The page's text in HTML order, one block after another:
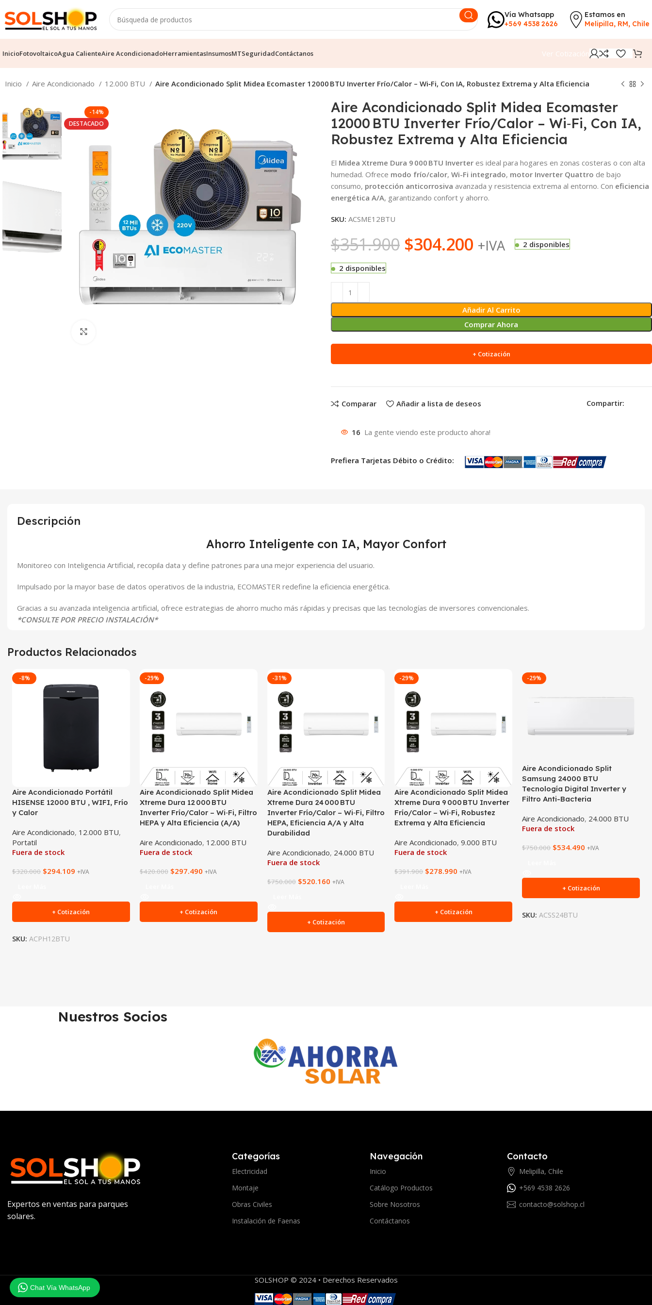
Vía Whatsapp
+569 4538 2626
Estamos en
Melipilla, RM, Chile
InicioFotovoltaicoAgua CalienteAire AcondicionadoHerramientasInsumosMTSeguridadContáctanos Ver Cotización
Inicio Aire Acondicionado 12.000 BTU Aire Acondicionado Split Midea Ecomaster 12000 BTU Inverter Frío/Calor – Wi‑Fi, Con IA, Robustez Extrema y Alta Eficiencia
-14%
DESTACADO
Aire Acondicionado Split Midea Ecomaster
12000 BTU Inverter Frío/Calor – Wi‑Fi, Con IA,
Robustez Extrema y Alta Eficiencia
El Midea Xtreme Dura 9 000 BTU Inverter es ideal para hogares en zonas costeras o con alta
humedad. Ofrece modo frío/calor, Wi-Fi integrado, motor Inverter Quattro de bajo
consumo, protección anticorrosiva avanzada y resistencia extrema al entorno. Con eficiencia
energética A/A, garantizando confort y ahorro.
SKU: ACSME12BTU
$351.900 $304.200 +IVA 2 disponibles
2 disponibles
Añadir Al Carrito
Comprar Ahora
Alternative:
+ Cotización
Comparar Añadir a lista de deseos Compartir:
16 La gente viendo este producto ahora!
Prefiera Tarjetas Débito o Crédito:
Descripción
Ahorro Inteligente con IA, Mayor Confort
Monitoreo con Inteligencia Artificial, recopila data y define patrones para una mejor experiencia del usuario.
Impulsado por la mayor base de datos operativos de la industria, ECOMASTER redefine la eficiencia energética.
Gracias a su avanzada inteligencia artificial, ofrece estrategias de ahorro mucho más rápidas y precisas que las tecnologías de inversores convencionales.
*CONSULTE POR PRECIO INSTALACIÓN*
Productos Relacionados
-8%
Aire Acondicionado Portátil
HISENSE 12000 BTU , WIFI, Frío
y Calor
Aire Acondicionado, 12.000 BTU,
Portatil
Fuera de stock
$320.000 $294.109 +IVA
+ Cotización
SKU: ACPH12BTU
-29%
Aire Acondicionado Split Midea
Xtreme Dura 12 000 BTU
Inverter Frío/Calor – Wi‑Fi, Filtro
HEPA y Alta Eficiencia (A/A)
Aire Acondicionado, 12.000 BTU
Fuera de stock
$420.000 $297.490 +IVA
+ Cotización
-31%
Aire Acondicionado Split Midea
Xtreme Dura 24 000 BTU
Inverter Frío/Calor – Wi‑Fi, Filtro
HEPA, Eficiencia A/A y Alta
Durabilidad
Aire Acondicionado, 24.000 BTU
Fuera de stock
$750.000 $520.160 +IVA
+ Cotización
-29%
Aire Acondicionado Split Midea
Xtreme Dura 9 000 BTU Inverter
Frío/Calor – Wi‑Fi, Robustez
Extrema y Alta Eficiencia
Aire Acondicionado,9.000 BTU
Fuera de stock
$391.900 $278.990 +IVA
+ Cotización
-29%
Aire Acondicionado Split
Samsung 24000 BTU
Tecnología Digital Inverter y
Filtro Anti-Bacteria
Aire Acondicionado, 24.000 BTU
Fuera de stock
$750.000 $534.490 +IVA
+ Cotización
SKU:ACSS24BTU
Nuestros Socios
Expertos en ventas para parques
solares.
Categorías
Electricidad
Montaje
Obras Civiles
Instalación de Faenas
Navegación
Inicio
Catálogo Productos
Sobre Nosotros
Contáctanos
Contacto
Melipilla, Chile
+569 4538 2626
contacto@solshop.cl
SOLSHOP © 2024 • Derechos Reservados
Chat Vía WhatsApp